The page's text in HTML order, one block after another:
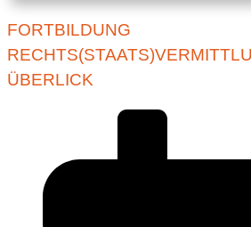
FORTBILDUNG
ÜBERLICK